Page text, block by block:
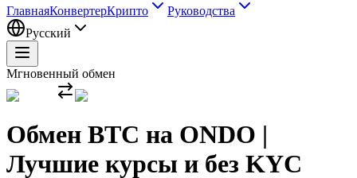
ГлавнаяКонвертерКрипто
Руководства
Русский
Мгновенный обмен
Обмен BTC на ONDO |
Лучшие курсы и без KYC